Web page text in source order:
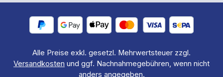
Alle Preise exkl. gesetzl. Mehrwertsteuer zzgl.
Versandkosten und ggf. Nachnahmegebühren, wenn nicht
anders angegeben.